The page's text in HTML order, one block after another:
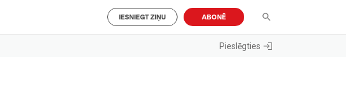
IESNIEGT ZIŅU ABONĒ
Pieslēgties